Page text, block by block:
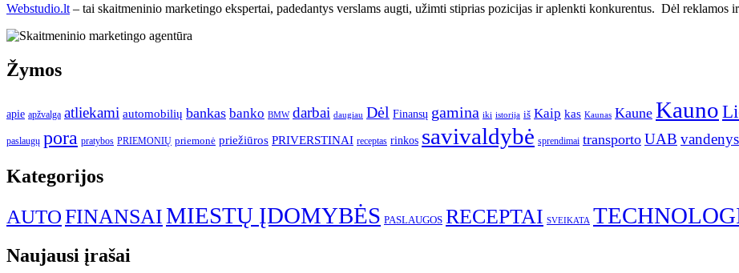
Webstudio.lt – tai skaitmeninio marketingo ekspertai, padedantys verslams augti, užimti stiprias pozicijas ir aplenkti konkurentus. Dėl reklamos
Žymos
apie apžvalga atliekami automobilių bankas banko BMW darbai daugiau Dėl Finansų gamina iki istorija iš Kaip kas Kaunas Kaune Kauno
paslaugų pora pratybos PRIEMONIŲ priemonė priežiūros PRIVERSTINAI receptas rinkos savivaldybė sprendimai transporto UAB vandenys
Kategorijos
AUTOFINANSAIMIESTŲ ĮDOMYBĖS PASLAUGOS RECEPTAI SVEIKATA
Naujausi įrašai